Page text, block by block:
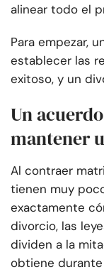
alinear todo el
Para empezar,
establecer las
exitoso, y un
Un
mantener
Al contraer
tienen muy
exactamente
divorcio, las
dividen a la
obtiene